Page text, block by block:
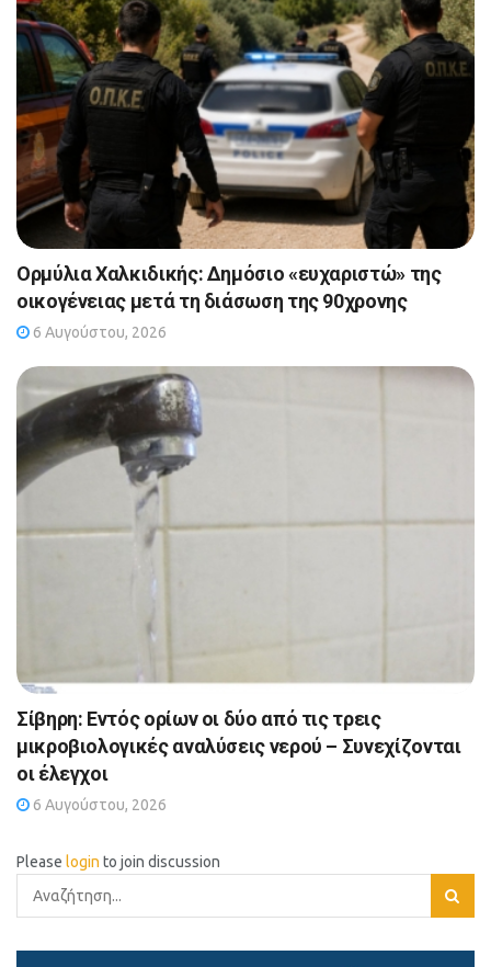
Ορμύλια Χαλκιδικής: Δημόσιο «ευχαριστώ» της
οικογένειας μετά τη διάσωση της 90χρονης
6 Αυγούστου, 2026
Σίβηρη: Εντός ορίων οι δύο από τις τρεις
μικροβιολογικές αναλύσεις νερού – Συνεχίζονται
οι έλεγχοι
6 Αυγούστου, 2026
Please login to join discussion